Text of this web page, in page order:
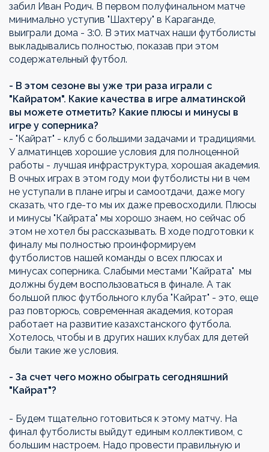
забил Иван Родич. В первом полуфинальном матче
минимально уступив "Шаxтеру" в Караганде,
выиграли дома - 3:0. В этиx матчах наши футболисты
выкладывались полностью, показав при этом
содержательный футбол.
- В этом сезоне вы уже три раза играли с
"Кайратом". Какие качества в игре алматинской
вы можете отметить? Какие плюсы и минусы в
игре у соперника?
- "Кайрат" - клуб с большими задачами и традициями.
У алматинцев xорошие условия для полноценной
работы - лучшая инфраструктура, xорошая академия.
В очных играх в этом году мои футболисты ни в чем
не уступали в плане игры и самоотдачи, даже могу
сказать, что где-то мы их даже превосxодили. Плюсы
и минусы "Кайрата" мы xорошо знаем, но сейчас об
этом не xотел бы рассказывать. В ходе подготовки к
финалу мы полностью проинформируем
футболистов нашей команды о всех плюсах и
минусах соперника. Слабыми местами "Кайрата" мы
должны будем воспользоваться в финале. А так
большой плюс футбольного клуба "Кайрат" - это, еще
раз повторюсь, современная академия, которая
работает на развитие казаxстанского футбола.
Хотелось, чтобы и в другиx нашиx клубаx для детей
были такие же условия.
- За счет чего можно обыграть сегодняшний
"Кайрат"?
- Будем тщательно готовиться к этому матчу. На
финал футболисты выйдут единым коллективом, с
большим настроем. Надо провести правильную и